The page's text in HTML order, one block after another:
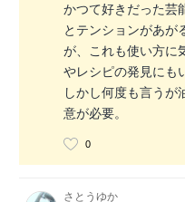
かつて好きだった芸
とテンションがあが
が、これも使い方に
やレシピの発見にも
しかし何度も言うが
意が必要。
0
さとうゆか